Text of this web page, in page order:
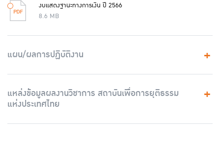
งบแสดงฐานะทางการเงิน ปี 2566
8.6 MB
แผน/ผลการปฏิบัติงาน
แหล่งข้อมูลผลงานวิชาการ สถาบันเพื่อการยุติธรรม
แห่งประเทศไทย